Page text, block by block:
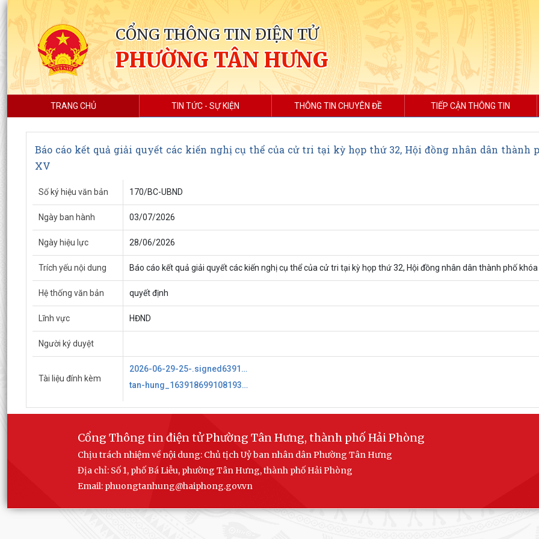
CỔNG THÔNG TIN ĐIỆN TỬ
PHƯỜNG TÂN HƯNG
TRANG CHỦ TIN TỨC - SỰ KIỆN THÔNG TIN CHUYÊN ĐỀ TIẾP CẬN THÔNG TIN
Báo cáo kết quả giải quyết các kiến nghị cụ thể của cử tri tại kỳ họp thứ 32, Hội đồng nhân dân thành
XV
Số ký hiệu văn bản 170/BC-UBND
Ngày ban hành 03/07/2026
Ngày hiệu lực 28/06/2026
Trích yếu nội dung Báo cáo kết quả giải quyết các kiến nghị cụ thể của cử tri tại kỳ họp thứ 32, Hội đồng nhân dân thành phố khóa
Hệ thống văn bản quyết định
Lĩnh vực HĐND
Người ký duyệt
Tài liệu đính kèm
2026-06-29-25-.signed639186990995687784.pdf
tan-hung_1639186991081937697.pdf
Cổng Thông tin điện tử Phường Tân Hưng, thành phố Hải Phòng
Chịu trách nhiệm về nội dung: Chủ tịch Uỷ ban nhân dân Phường Tân Hưng
Địa chỉ: Số 1, phố Bá Liễu, phường Tân Hưng, thành phố Hải Phòng
Email: phuongtanhung@haiphong.gov.vn